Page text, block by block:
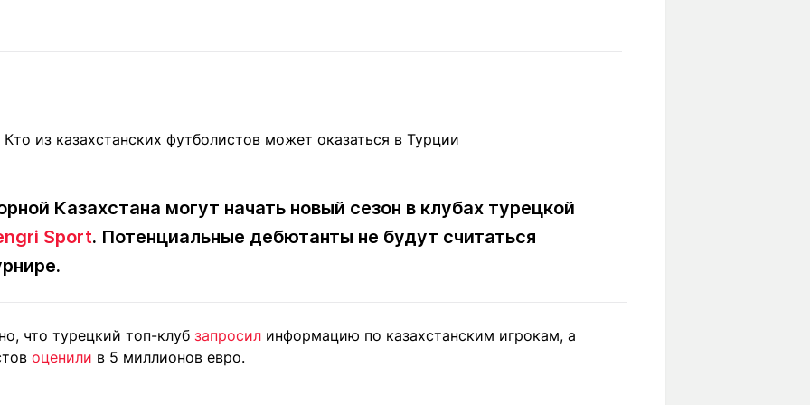
Контакты редакции Вакансии Реклама Пресс-центр Светлая тема
Казахстана могут начать новый сезон в клубах турецкой
Sport. Потенциальные дебютанты не будут считаться
что турецкий топ-клуб запросил информацию по казахстанским игрокам, а
оценили в 5 миллионов евро.